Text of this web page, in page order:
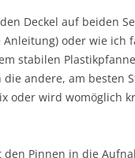
Deckel auf beiden
oder wie ich
stabilen
andere, am besten
oder wird womöglich
Pinnen in die